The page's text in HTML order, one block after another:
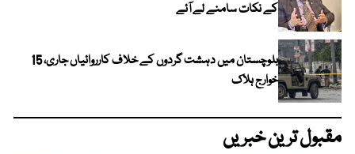
کے نکات سامنے لے آئے
بلوچستان میں دہشت گردوں کے خلاف کارروائیاں جاری، 15
خوارج ہلاک
مقبول ترین خبریں